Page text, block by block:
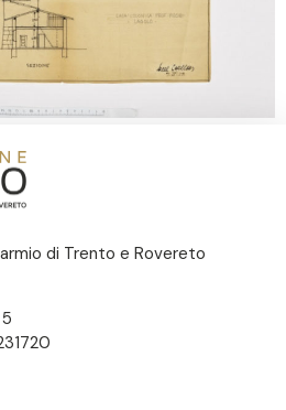
di Trento e Rovereto